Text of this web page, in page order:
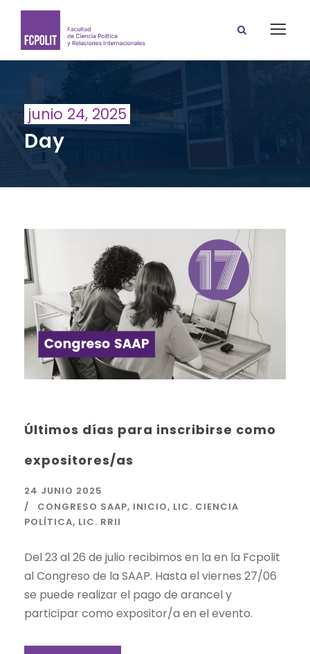
junio 24, 2025
Day
Últimos días para inscribirse como
expositores/as
24 JUNIO 2025
CONGRESO SAAP, INICIO, LIC. CIENCIA
POLÍTICA, LIC. RRII
Del 23 al 26 de julio recibimos en la en la Fcpolit
al Congreso de la SAAP. Hasta el viernes 27/06
se puede realizar el pago de arancel y
participar como expositor/a en el evento.